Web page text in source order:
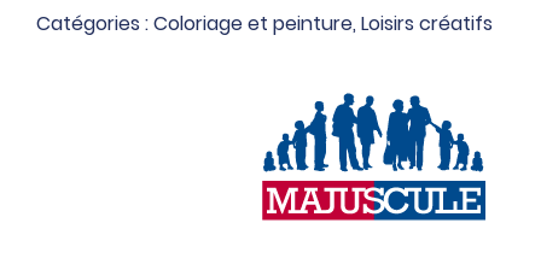
ml
Catégories :Coloriage et peinture, Loisirs créatifs